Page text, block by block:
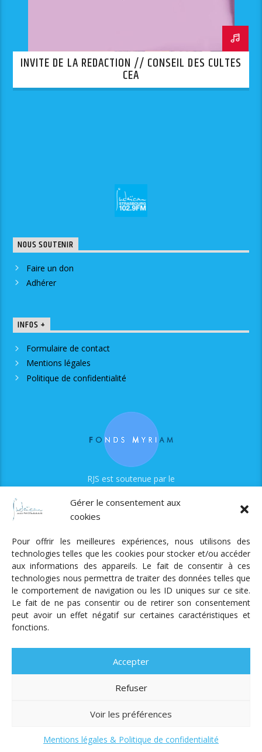
Gérer le consentement aux
cookies
Pour offrir les meilleures expériences, nous utilisons des
technologies telles que les cookies pour stocker et/ou accéder
aux informations des appareils. Le fait de consentir à ces
technologies nous permettra de traiter des données telles que
le comportement de navigation ou les ID uniques sur ce site.
Le fait de ne pas consentir ou de retirer son consentement
peut avoir un effet négatif sur certaines caractéristiques et
fonctions.
Accepter
Refuser
Voir les préférences
Mentions légales & Politique de confidentialité
INVITE DE LA REDACTION // CONSEIL DES CULTES
CEA
NOUS SOUTENIR
Faire un don
Adhérer
INFOS +
Formulaire de contact
Mentions légales
Politique de confidentialité
RJS est soutenue par le
Radio Judaica Strasbourg
Tous droits réservés
RADIO JUDAÏCA
ÉMISSIONS ET GRILLE DES PROGRAMMES
PODCASTS
UN DON
ADHÉRER MENTIONS LÉGALES
RÉAL.